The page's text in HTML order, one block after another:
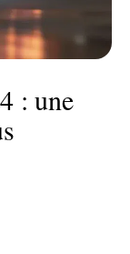
: une